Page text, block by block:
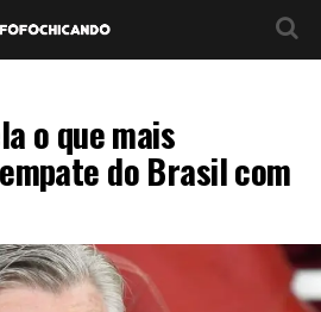
o que mais
do Brasil com